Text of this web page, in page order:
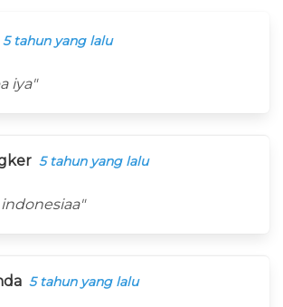
5 tahun yang lalu
iya"
5 tahun yang lalu
5 tahun yang lalu